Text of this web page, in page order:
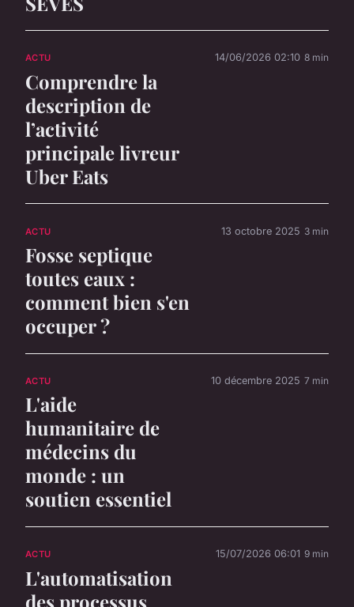
ACTU
Comprendre la
description de
l’activité
principale livreur
Uber Eats
14/06/2026 02:10 8 min
ACTU
Fosse septique
toutes eaux :
comment bien s'en
occuper ?
13 octobre 2025 3 min
ACTU
L'aide
humanitaire de
médecins du
monde : un
soutien essentiel
10 décembre 2025 7 min
ACTU
L'automatisation
des processus
15/07/2026 06:01 9 min